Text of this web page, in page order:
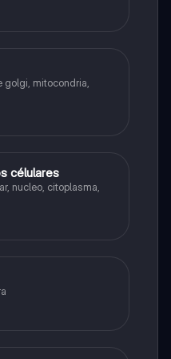
golgi, mitocondria,
célulares
nucleo, citoplasma,